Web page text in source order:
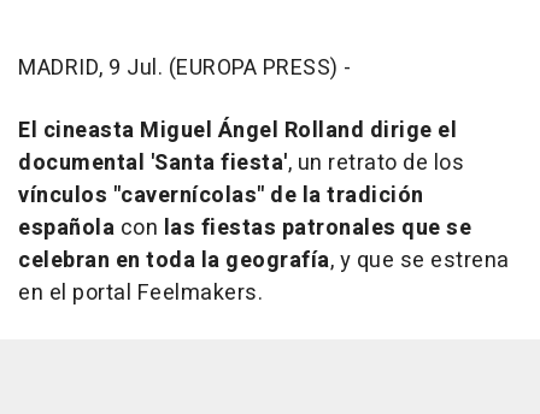
MADRID, 9 Jul. (EUROPA PRESS) -
El cineasta Miguel Ángel Rolland dirige el
documental 'Santa fiesta', un retrato de los
vínculos "cavernícolas" de la tradición
española con las fiestas patronales que se
celebran en toda la geografía, y que se estrena
en el portal Feelmakers.